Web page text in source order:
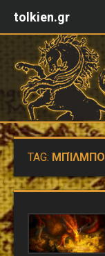
Skip
content
tolkien.gr
TAG: MΠΊΛΜΠΟ